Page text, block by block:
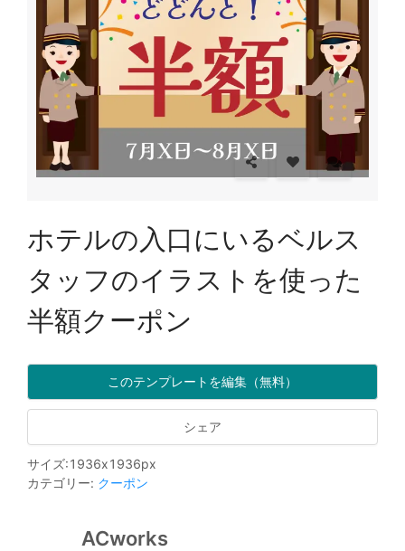
ホテルの入口にいるベルス
タッフのイラストを使った
半額クーポン
このテンプレートを編集（無料）
シェア
サイズ:1936x1936px
カテゴリー: クーポン
ACworks